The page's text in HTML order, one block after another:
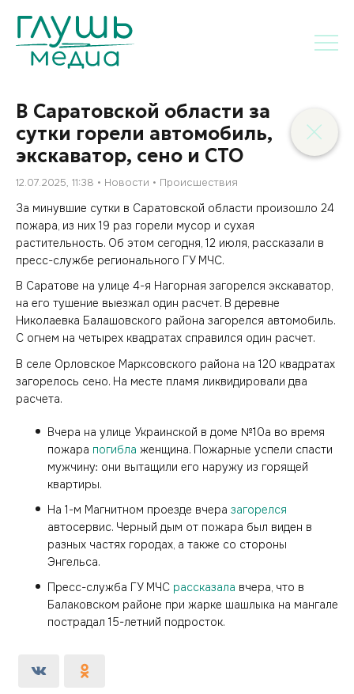
В Саратовской области за
сутки горели автомобиль,
экскаватор, сено и СТО
12.07.2025, 11:38 Новости Происшествия
За минувшие сутки в Саратовской области произошло 24
пожара, из них 19 раз горели мусор и сухая
растительность. Об этом сегодня, 12 июля, рассказали в
пресс-службе регионального ГУ МЧС.
В Саратове на улице 4-я Нагорная загорелся экскаватор,
на его тушение выезжал один расчет. В деревне
Николаевка Балашовского района загорелся автомобиль.
С огнем на четырех квадратах справился один расчет.
В селе Орловское Марксовского района на 120 квадратах
загорелось сено. На месте пламя ликвидировали два
расчета.
Вчера на улице Украинской в доме №10а во время
пожара погибла женщина. Пожарные успели спасти
мужчину: они вытащили его наружу из горящей
квартиры.
На 1-м Магнитном проезде вчера загорелся
автосервис. Черный дым от пожара был виден в
разных частях городах, а также со стороны
Энгельса.
Пресс-служба ГУ МЧС рассказала вчера, что в
Балаковском районе при жарке шашлыка на мангале
пострадал 15-летний подросток.